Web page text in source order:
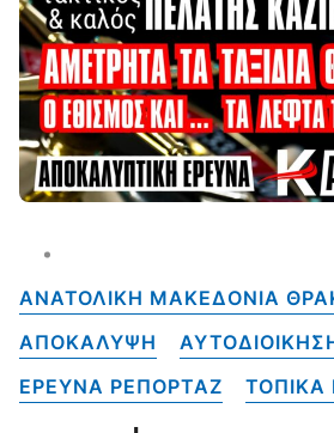
ΑΝΑΤΟΛΙΚΗ ΜΑΚΕΔΟΝΙΑ
ΑΠΟΚΑΛΥΨΗ
ΕΡΕΥΝΑ ΡΕΠΟΡΤΑΖ
ΤΟΠΙΚΑ